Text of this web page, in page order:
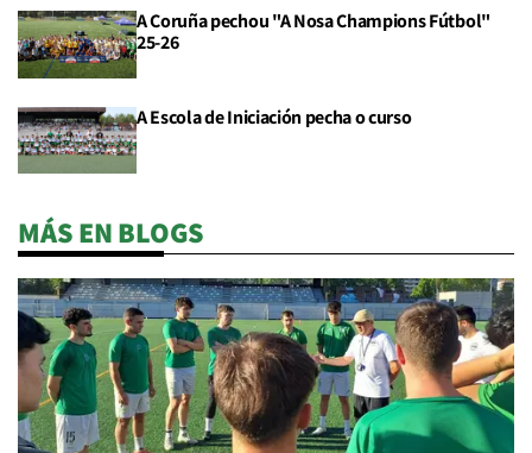
A Coruña pechou "A Nosa Champions Fútbol"
25-26
A Escola de Iniciación pecha o curso
MÁS EN BLOGS